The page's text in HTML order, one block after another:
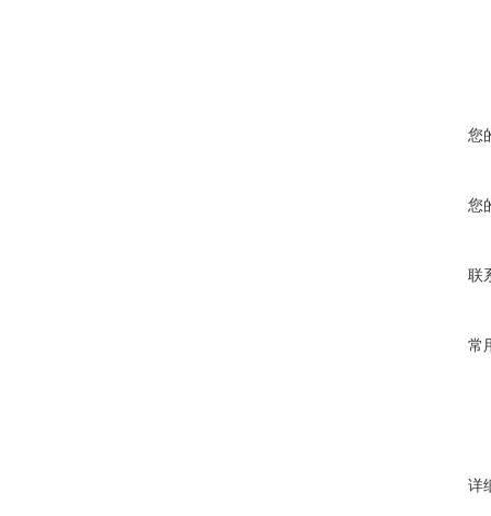
您
您
联
常
详